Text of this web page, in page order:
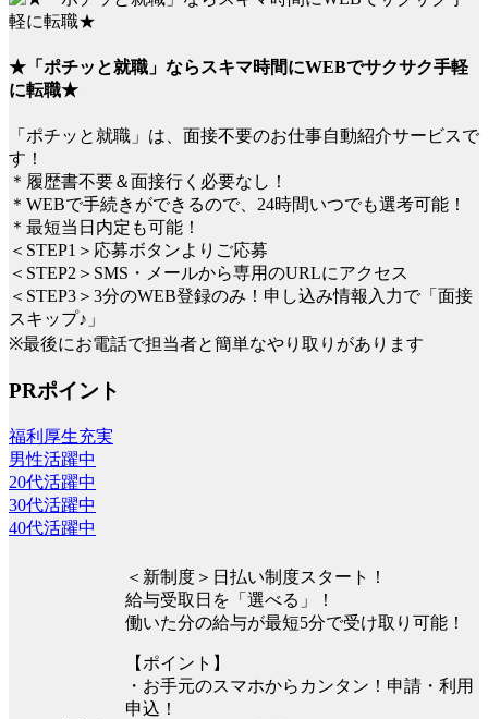
★「ポチッと就職」ならスキマ時間にWEBでサクサク手軽
に転職★
「ポチッと就職」は、面接不要のお仕事自動紹介サービスで
す！
＊履歴書不要＆面接行く必要なし！
＊WEBで手続きができるので、24時間いつでも選考可能！
＊最短当日内定も可能！
＜STEP1＞応募ボタンよりご応募
＜STEP2＞SMS・メールから専用のURLにアクセス
＜STEP3＞3分のWEB登録のみ！申し込み情報入力で「面接
スキップ♪」
※最後にお電話で担当者と簡単なやり取りがあります
PRポイント
福利厚生充実
男性活躍中
20代活躍中
30代活躍中
40代活躍中
＜新制度＞日払い制度スタート！
給与受取日を「選べる」！
働いた分の給与が最短5分で受け取り可能！
【ポイント】
・お手元のスマホからカンタン！申請・利用
申込！